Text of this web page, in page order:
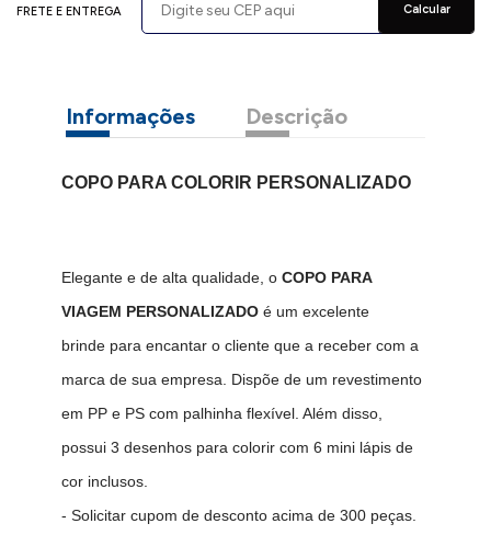
FRETE E ENTREGA Calcular
Informações Descrição
COPO PARA COLORIR PERSONALIZADO
Elegante e de alta qualidade, o COPO PARA
VIAGEM PERSONALIZADOé um excelente
brinde para encantar o cliente que a receber com a
marca de sua empresa. Dispõe de um revestimento
em PP e PS com palhinha flexível. Além disso,
possui 3 desenhos para colorir com 6 mini lápis de
cor inclusos.
- Solicitar cupom de desconto acima de 300 peças.